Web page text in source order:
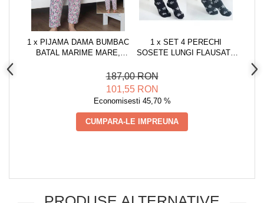
1 x PIJAMA DAMA BUMBAC
BATAL MARIME MARE,
1 x SET 4 PERECHI
SOSETE LUNGI FLAUSATE
CRACIUN, MARIMEA
UNIVERSALA 36-40,
187,00 RON
101,55 RON
Economisesti 45,70 %
CUMPARA-LE IMPREUNA